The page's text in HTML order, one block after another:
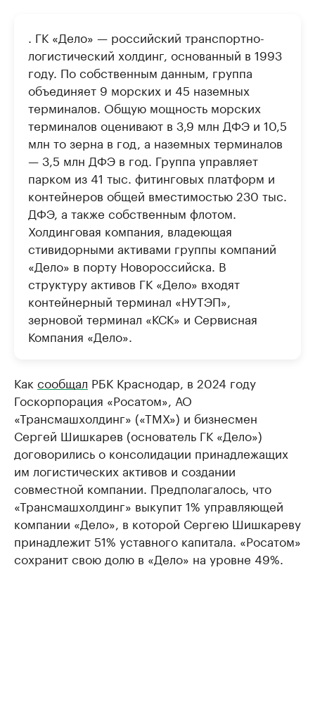
. ГК «Дело» — российский транспортно-
логистический холдинг, основанный в 1993
году. По собственным данным, группа
объединяет 9 морских и 45 наземных
терминалов. Общую мощность морских
терминалов оценивают в 3,9 млн ДФЭ и 10,5
млн то зерна в год, а наземных терминалов
— 3,5 млн ДФЭ в год. Группа управляет
парком из 41 тыс. фитинговых платформ и
контейнеров общей вместимостью 230 тыс.
ДФЭ, а также собственным флотом.
Холдинговая компания, владеющая
стивидорными активами группы компаний
«Дело» в порту Новороссийска. В
структуру активов ГК «Дело» входят
контейнерный терминал «НУТЭП»,
зерновой терминал «КСК» и Сервисная
Компания «Дело».
Как сообщал РБК Краснодар, в 2024 году
Госкорпорация «Росатом», АО
«Трансмашхолдинг» («ТМХ») и бизнесмен
Сергей Шишкарев (основатель ГК «Дело»)
договорились о консолидации принадлежащих
им логистических активов и создании
совместной компании. Предполагалось, что
«Трансмашхолдинг» выкупит 1% управляющей
компании «Дело», в которой Сергею Шишкареву
принадлежит 51% уставного капитала. «Росатом»
сохранит свою долю в «Дело» на уровне 49%.